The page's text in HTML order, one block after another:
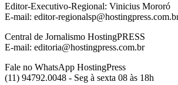
Editor-Executivo-Regional: Vinicius Mororó
E-mail: editor-
Central de Jornalismo HostingPRESS
E-mail: editoria@hostingpress.com.br
Fale no WhatsApp HostingPress
(11) 94792.0048 - Seg à sexta 08 às 18h